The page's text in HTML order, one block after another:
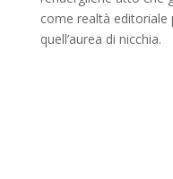
come realtà
quell’aurea di nicchia.